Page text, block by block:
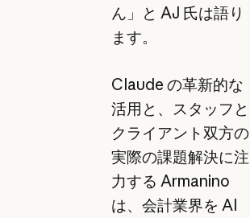
ん」と AJ 氏は語り
ます。
Claude の革新的な
活用と、スタッフと
クライアント双方の
実際の課題解決に注
力する Armanino
は、会計業界を AI